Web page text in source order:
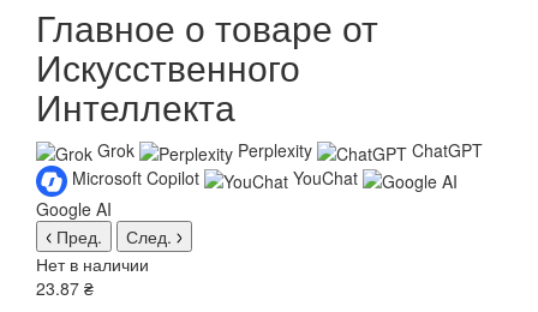
Главное о товаре от
Искусственного
Интеллекта
Grok Perplexity
ChatGPT
Microsoft Copilot
YouChat
Google AI
Пред.
След.
Нет в наличии
23.87 ₴